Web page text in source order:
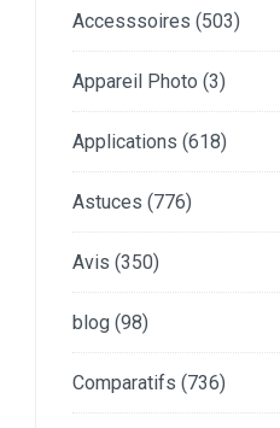
Accesssoires (503)
Appareil Photo (3)
Applications (618)
Astuces (776)
Avis (350)
blog (98)
Comparatifs (736)